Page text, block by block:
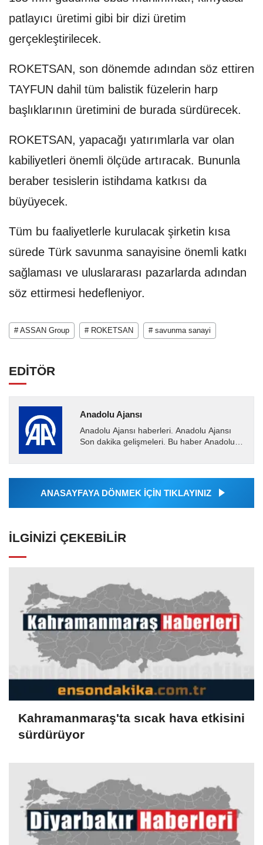
patlayıcı üretimi gibi bir dizi üretim
gerçekleştirilecek.
ROKETSAN, son dönemde adından söz ettiren
TAYFUN dahil tüm balistik füzelerin harp
başlıklarının üretimini de burada sürdürecek.
ROKETSAN, yapacağı yatırımlarla var olan
kabiliyetleri önemli ölçüde artıracak. Bununla
beraber tesislerin istihdama katkısı da
büyüyecek.
Tüm bu faaliyetlerle kurulacak şirketin kısa
sürede Türk savunma sanayisine önemli katkı
sağlaması ve uluslararası pazarlarda adından
söz ettirmesi hedefleniyor.
# ASSAN Group # ROKETSAN # savunma sanayi
EDİTÖR
Anadolu Ajansı
Anadolu Ajansı haberleri. Anadolu Ajansı
Son dakika gelişmeleri. Bu haber Anadolu
Ajansı tarafından...
ANASAYFAYA DÖNMEK İÇİN TIKLAYINIZ
İLGINIZI ÇEKEBILIR
Kahramanmaraş'ta sıcak hava etkisini
sürdürüyor